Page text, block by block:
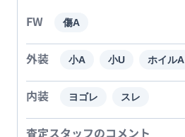
FW 傷A
外装 小A 小U ホイルA
内装 ヨゴレ スレ
査定スタッフのコメント